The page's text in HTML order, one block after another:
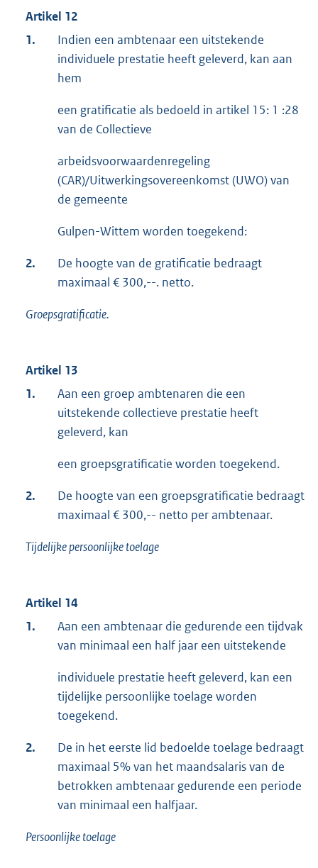
Artikel 12
1.
Indien een ambtenaar een uitstekende
individuele prestatie heeft geleverd, kan aan
hem
een gratificatie als bedoeld in artikel 15: 1 :28
van de Collectieve
arbeidsvoorwaardenregeling
(CAR)/Uitwerkingsovereenkomst (UWO) van
de gemeente
Gulpen-Wittem worden toegekend:
2.
De hoogte van de gratificatie bedraagt
maximaal € 300,--. netto.
Groepsgratificatie.
Artikel 13
1.
Aan een groep ambtenaren die een
uitstekende collectieve prestatie heeft
geleverd, kan
een groepsgratificatie worden toegekend.
2.
De hoogte van een groepsgratificatie bedraagt
maximaal € 300,-- netto per ambtenaar.
Tijdelijke persoonlijke toelage
Artikel 14
1.
Aan een ambtenaar die gedurende een tijdvak
van minimaal een half jaar een uitstekende
individuele prestatie heeft geleverd, kan een
tijdelijke persoonlijke toelage worden
toegekend.
2.
De in het eerste lid bedoelde toelage bedraagt
maximaal 5% van het maandsalaris van de
betrokken ambtenaar gedurende een periode
van minimaal een halfjaar.
Persoonlijke toelage